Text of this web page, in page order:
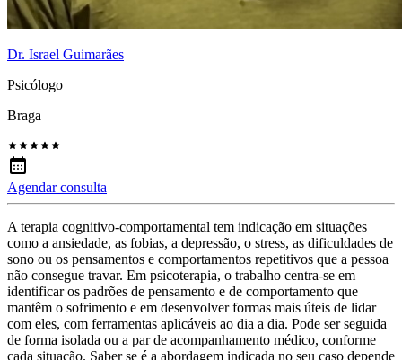
Dr. Israel Guimarães
Psicólogo
Braga
Agendar consulta
A terapia cognitivo-comportamental tem indicação em situações
como a ansiedade, as fobias, a depressão, o stress, as dificuldades de
sono ou os pensamentos e comportamentos repetitivos que a pessoa
não consegue travar. Em psicoterapia, o trabalho centra-se em
identificar os padrões de pensamento e de comportamento que
mantêm o sofrimento e em desenvolver formas mais úteis de lidar
com eles, com ferramentas aplicáveis ao dia a dia. Pode ser seguida
de forma isolada ou a par de acompanhamento médico, conforme
cada situação. Saber se é a abordagem indicada no seu caso depende